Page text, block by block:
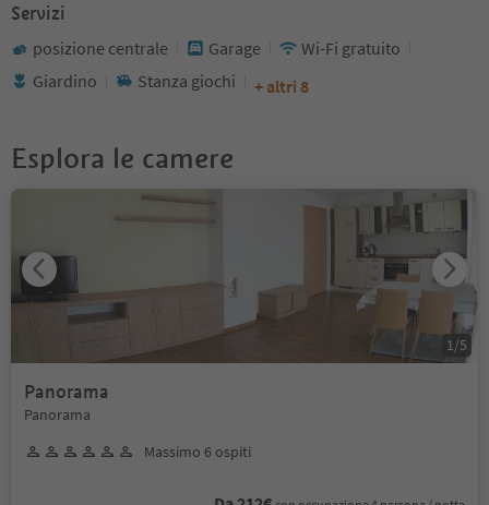
Servizi
posizione centrale Garage
Wi-Fi gratuito
Giardino
Stanza giochi + altri 8
Esplora le camere
Panorama
Panorama
Massimo 6 ospiti
1 /5